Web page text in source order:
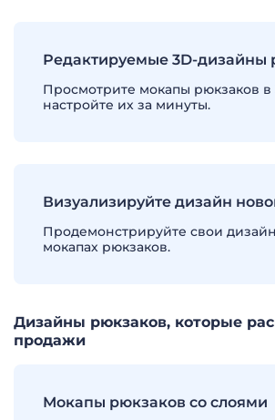
Редактируемые 3D-дизайны
Просмотрите мокапы рюкзаков в
настройте их за минуты.
Визуализируйте дизайн
Продемонстрируйте свои
мокапах рюкзаков.
Дизайны рюкзаков, которые
продажи
Мокапы рюкзаков со слоями